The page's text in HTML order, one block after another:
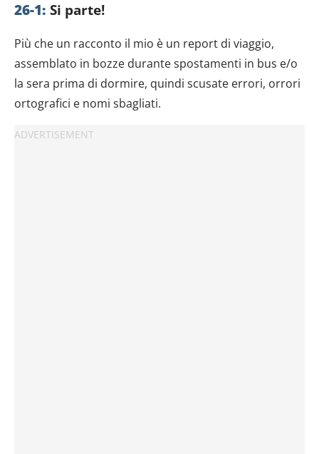
26-1: Si parte!
Più che un racconto il mio è un report di viaggio,
assemblato in bozze durante spostamenti in bus e/o
la sera prima di dormire, quindi scusate errori, orrori
ortografici e nomi sbagliati.